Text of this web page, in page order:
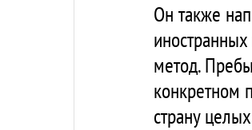
Он также
метод.
конкретном
страну